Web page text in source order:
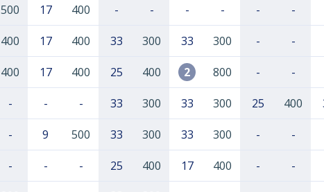
500 17 400 - - - - - -
400 17 400 33 300 33 300 - -
400 17 400 25 400 2 800 - -
- - - 33 300 33 300 25 400
- 9 500 33 300 33 300 - -
- - - 25 400 17 400 - -